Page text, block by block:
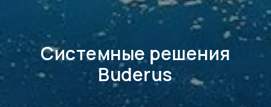
Системные решения
Buderus